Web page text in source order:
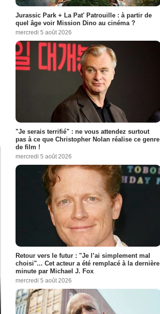
Jurassic Park + La Pat' Patrouille : à partir de
quel âge voir Mission Dino au cinéma ?
mercredi 5 août 2026
"Je serais terrifié" : ne vous attendez surtout
pas à ce que Christopher Nolan réalise ce genre
de film !
mercredi 5 août 2026
Retour vers le futur : "Je l’ai simplement mal
choisi"... Cet acteur a été remplacé à la dernière
minute par Michael J. Fox
mercredi 5 août 2026